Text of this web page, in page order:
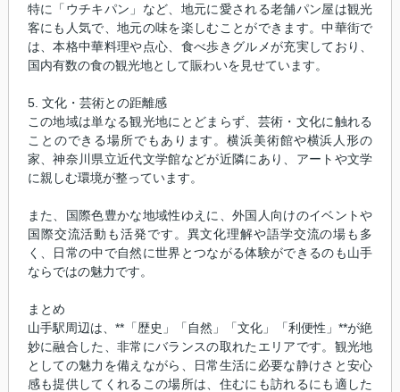
特に「ウチキパン」など、地元に愛される老舗パン屋は観光
客にも人気で、地元の味を楽しむことができます。中華街で
は、本格中華料理や点心、食べ歩きグルメが充実しており、
国内有数の食の観光地として賑わいを見せています。
5. 文化・芸術との距離感
この地域は単なる観光地にとどまらず、芸術・文化に触れる
ことのできる場所でもあります。横浜美術館や横浜人形の
家、神奈川県立近代文学館などが近隣にあり、アートや文学
に親しむ環境が整っています。
また、国際色豊かな地域性ゆえに、外国人向けのイベントや
国際交流活動も活発です。異文化理解や語学交流の場も多
く、日常の中で自然に世界とつながる体験ができるのも山手
ならではの魅力です。
まとめ
山手駅周辺は、**「歴史」「自然」「文化」「利便性」**が絶
妙に融合した、非常にバランスの取れたエリアです。観光地
としての魅力を備えながら、日常生活に必要な静けさと安心
感も提供してくれるこの場所は、住むにも訪れるにも適した